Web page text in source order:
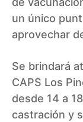
un único
aprovechar
Se brindará
CAPS Los
desde 14 a
castración y